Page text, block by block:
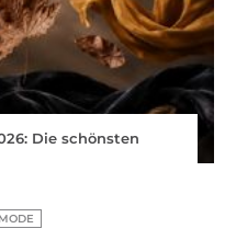
Die schönsten
MODE